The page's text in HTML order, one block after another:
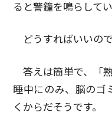
ると警鐘を鳴らしてい
どうすればいいの
答えは簡単で、「
睡中にのみ、脳のゴ
くからだそうです。